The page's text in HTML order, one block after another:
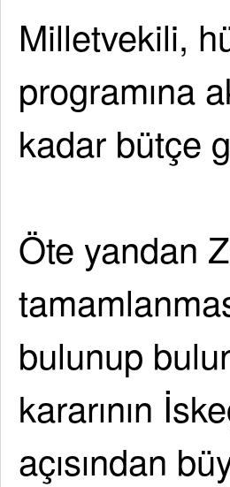
Milletvekili,
programına
kadar bütçe
Öte yandan
bulunup
kararının
açısından